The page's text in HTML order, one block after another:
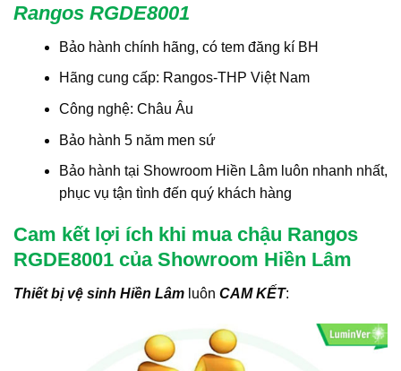
Rangos RGDE8001
Bảo hành chính hãng, có tem đăng kí BH
Hãng cung cấp: Rangos-THP Việt Nam
Công nghệ: Châu Âu
Bảo hành 5 năm men sứ
Bảo hành tại Showroom Hiền Lâm luôn nhanh nhất,
phục vụ tận tình đến quý khách hàng
Cam kết lợi ích khi mua chậu Rangos
RGDE8001 của Showroom Hiền Lâm
Thiết bị vệ sinh Hiền Lâm luôn CAM KẾT: